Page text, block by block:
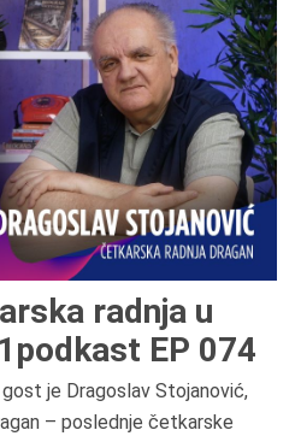
radnja u
EP 074
je Dragoslav Stojanović,
– poslednje četkarske